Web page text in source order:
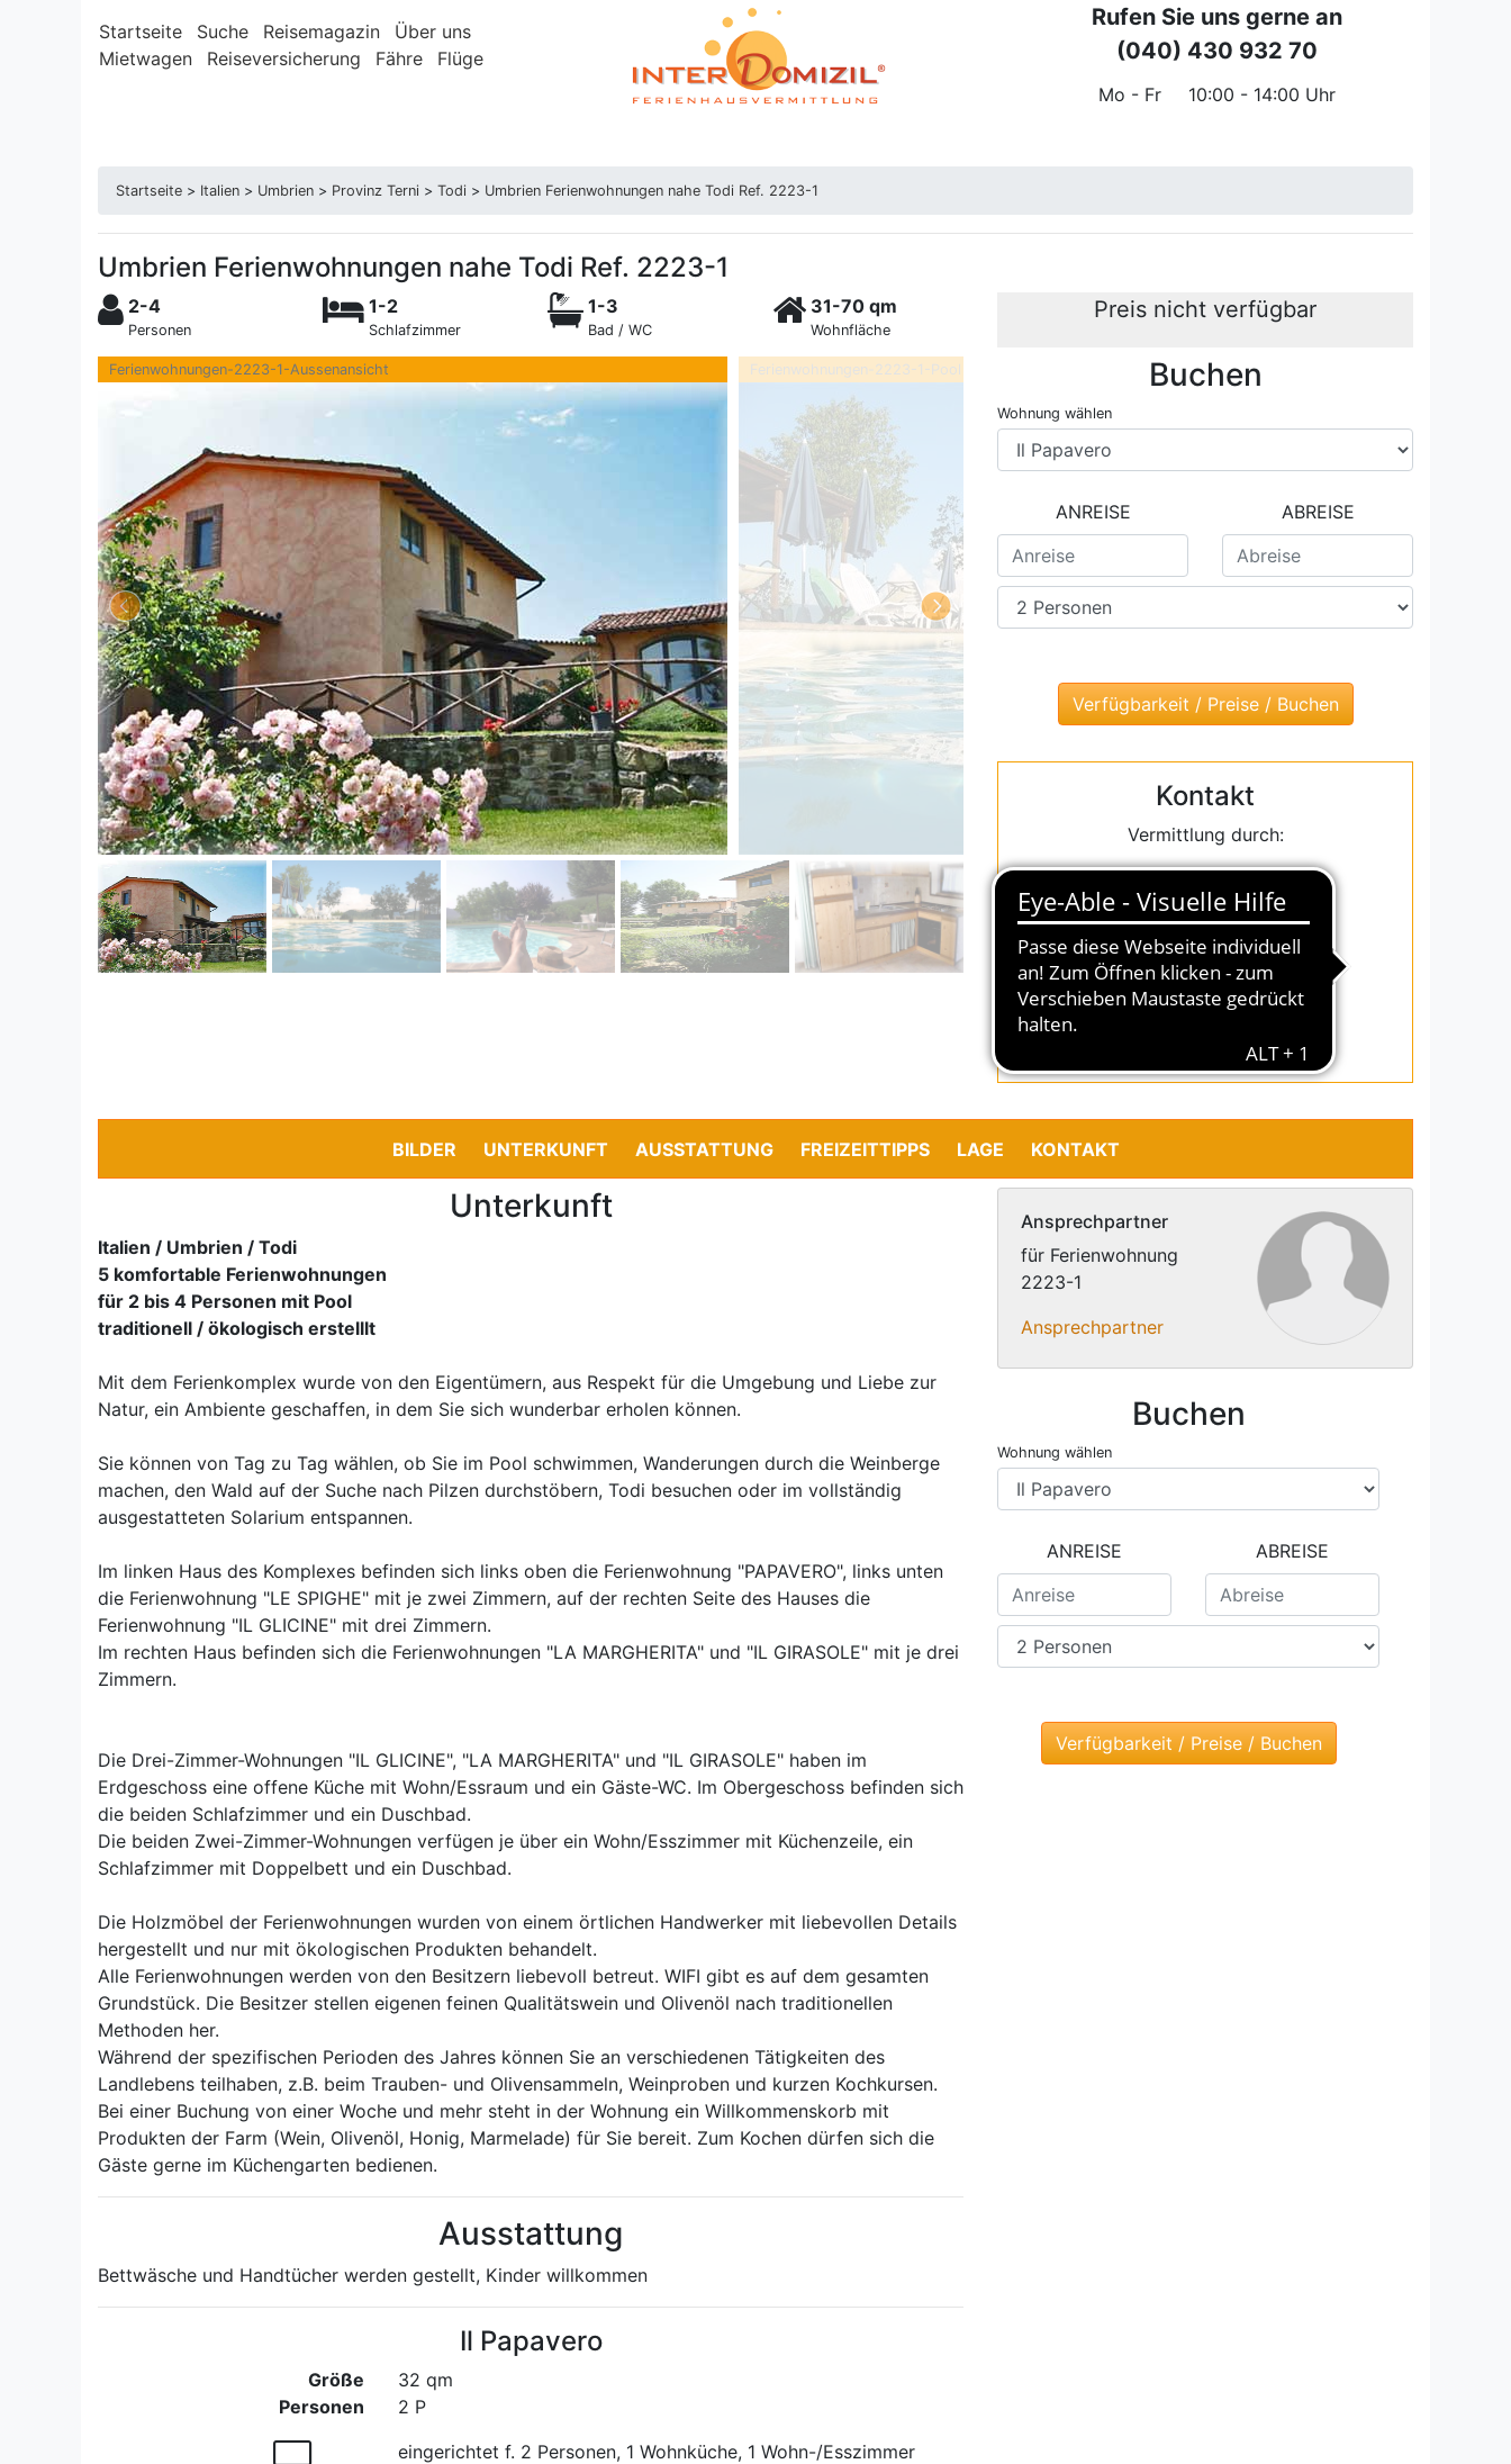
Startseite Suche Reisemagazin
Über uns
Mietwagen
Reiseversicherung Fähre Flüge
Rufen Sie uns gerne an
(040) 430 932 70
Mo - Fr 10:00 - 14:00 Uhr
Startseite > Italien > Umbrien > Provinz Terni > Todi > Umbrien Ferienwohnungen nahe Todi Ref. 2223-1
Umbrien Ferienwohnungen nahe Todi Ref. 2223-1
2-4
Personen
1-2
Schlafzimmer
1-3
Bad / WC
31-70 qm
Wohnfläche
Preis nicht verfügbar
Ferienwohnungen-2223-1-Aussenansicht Ferienwohnungen-2223-1-Pool Buchen
Wohnung wählen
ANREISE ABREISE
Kontakt
Vermittlung durch:
InterDomizil GmbH
Julius-Vosseler-Straße 100
D-22527 Hamburg
Email: info@interdomizil.de
Fax.: +49-(0)40-43093283
BILDER UNTERKUNFT AUSSTATTUNG FREIZEITTIPPS LAGE KONTAKT
Unterkunft
Italien / Umbrien / Todi
5 komfortable Ferienwohnungen
für 2 bis 4 Personen mit Pool
traditionell / ökologisch erstelllt
Mit dem Ferienkomplex wurde von den Eigentümern, aus Respekt für die Umgebung und Liebe zur
Natur, ein Ambiente geschaffen, in dem Sie sich wunderbar erholen können.
Sie können von Tag zu Tag wählen, ob Sie im Pool schwimmen, Wanderungen durch die Weinberge
machen, den Wald auf der Suche nach Pilzen durchstöbern, Todi besuchen oder im vollständig
ausgestatteten Solarium entspannen.
Im linken Haus des Komplexes befinden sich links oben die Ferienwohnung "PAPAVERO", links unten
die Ferienwohnung "LE SPIGHE" mit je zwei Zimmern, auf der rechten Seite des Hauses die
Ferienwohnung "IL GLICINE" mit drei Zimmern.
Im rechten Haus befinden sich die Ferienwohnungen "LA MARGHERITA" und "IL GIRASOLE" mit je drei
Zimmern.
Die Drei-Zimmer-Wohnungen "IL GLICINE", "LA MARGHERITA" und "IL GIRASOLE" haben im
Erdgeschoss eine offene Küche mit Wohn/Essraum und ein Gäste-WC. Im Obergeschoss befinden sich
die beiden Schlafzimmer und ein Duschbad.
Die beiden Zwei-Zimmer-Wohnungen verfügen je über ein Wohn/Esszimmer mit Küchenzeile, ein
Schlafzimmer mit Doppelbett und ein Duschbad.
Die Holzmöbel der Ferienwohnungen wurden von einem örtlichen Handwerker mit liebevollen Details
hergestellt und nur mit ökologischen Produkten behandelt.
Alle Ferienwohnungen werden von den Besitzern liebevoll betreut. WIFI gibt es auf dem gesamten
Grundstück. Die Besitzer stellen eigenen feinen Qualitätswein und Olivenöl nach traditionellen
Methoden her.
Während der spezifischen Perioden des Jahres können Sie an verschiedenen Tätigkeiten des
Landlebens teilhaben, z.B. beim Trauben- und Olivensammeln, Weinproben und kurzen Kochkursen.
Bei einer Buchung von einer Woche und mehr steht in der Wohnung ein Willkommenskorb mit
Produkten der Farm (Wein, Olivenöl, Honig, Marmelade) für Sie bereit. Zum Kochen dürfen sich die
Gäste gerne im Küchengarten bedienen.
Ausstattung
Bettwäsche und Handtücher werden gestellt, Kinder willkommen
Il Papavero
Größe
Personen
32 qm
2 P
eingerichtet f. 2 Personen, 1 Wohnküche, 1 Wohn-/Esszimmer
Ansprechpartner
für Ferienwohnung
2223-1
Ansprechpartner
Buchen
Wohnung wählen
ANREISE ABREISE